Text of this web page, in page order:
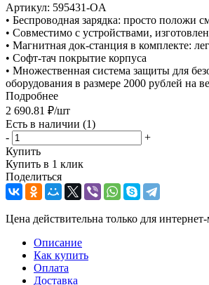
Артикул: 595431-OA
• Беспроводная зарядка: просто положи
• Совместимо с устройствами,
• Магнитная док-станция в комплекте:
• Софт-тач покрытие корпуса
• Множественная система защиты для
оборудования в размере 2000 рублей на
Подробнее
2 690.81 ₽/шт
Есть в наличии (1)
-
+
Купить
Купить в 1 клик
Поделиться
Цена действительна только для
Описание
Как купить
Оплата
Доставка